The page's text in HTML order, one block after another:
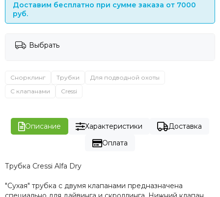
Доставим бесплатно при сумме заказа от 7000
руб.
Выбрать
Снорклинг Трубки
Для подводной охоты
С клапанами
Cressi
Описание Характеристики
Доставка
Оплата
Трубка Cressi Alfa Dry
"Сухая" трубка с двумя клапанами предназначена